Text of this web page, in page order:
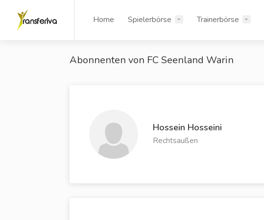
Home Spielerbörse Trainerbörse
Abonnenten von FC Seenland Warin
Hossein Hosseini
Rechtsaußen